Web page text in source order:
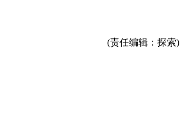
(责任编辑：探索)